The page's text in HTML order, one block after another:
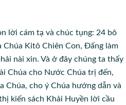
lời cám tạ và chúc tụng: 24 bô
Chúa Kitô Chiên Con, Đấng làm
nài xin. Và ở đây chúng ta thấy
Chúa cho Nước Chúa trị đến,
Chúa, cho ý Chúa hướng dẫn và
kiến sách Khải Huyền lời cầu